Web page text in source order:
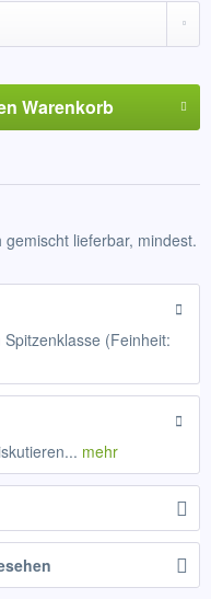
Warenkorb
lieferbar, mindest.
(Feinheit:
mehr